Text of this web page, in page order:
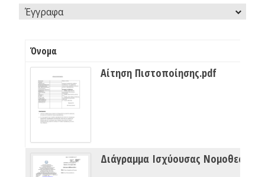
Έγγραφα
Όνομα
Αίτηση Πιστοποίησης.pdf